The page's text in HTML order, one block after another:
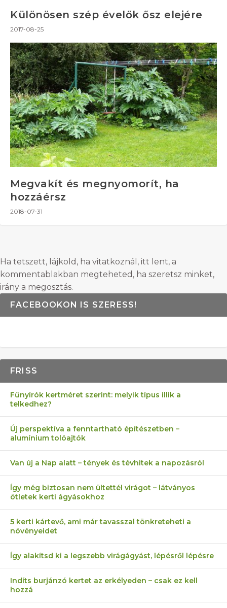
Különösen szép évelők ősz elejére
2017-08-25
Megvakít és megnyomorít, ha
hozzáérsz
2018-07-31
Ha tetszett, lájkold, ha vitatkoznál, itt lent, a
kommentablakban megteheted, ha szeretsz minket,
irány a megosztás.
FACEBOOKON IS SZERESS!
FRISS
Fűnyírók kertméret szerint: melyik típus illik a
telkedhez?
Új perspektíva a fenntartható építészetben –
alumínium tolóajtók
Van új a Nap alatt – tények és tévhitek a napozásról
Így még biztosan nem ültettél virágot – látványos
ötletek kerti ágyásokhoz
5 kerti kártevő, ami már tavasszal tönkreteheti a
növényeidet
Így alakítsd ki a legszebb virágágyást, lépésről lépésre
Indíts burjánzó kertet az erkélyeden – csak ez kell
hozzá